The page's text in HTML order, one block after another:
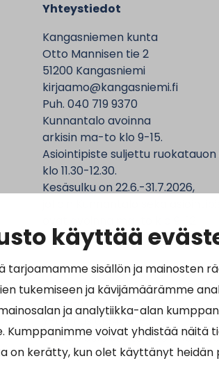
käyttää
tarjoamamme sisällön ja mainosten
tukemiseen ja kävijämäärämme
ja analytiikka-alan
Kumppanimme voivat yhdistää näitä
on kerätty, kun olet käyttänyt heidän
Yhteystiedot
Kangasniemen kunta
Otto Mannisen tie 2
51200 Kangasniemi
kirjaamo@kangasniemi.fi
Puh. 040 719 9370
Kunnantalo avoinna
arkisin ma-to klo 9-15.
Asiointipiste suljettu ruokatauon
klo 11.30-12.30.
Kesäsulku on 22.6.-31.7.2026,
Laskutustiedot:
Y-tunnus 0164690-3
Verkkolaskuosoite:
Välittäjätunnus: 003703575029